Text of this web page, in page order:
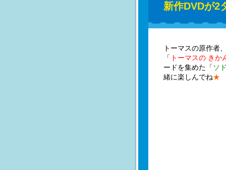
新作DVDが2
トーマスの原作者
「 トーマスの きか
ードを集めた「 ソ
緒に楽しんでね★